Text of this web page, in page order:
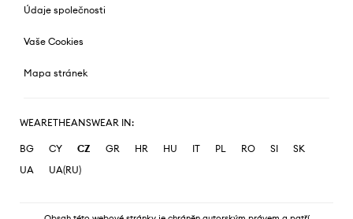
Údaje společnosti
Vaše Cookies
Mapa stránek
WEARETHEANSWEAR IN:
BG CY CZ GR HR HU IT PL RO SI
SK
UA
UA(RU)